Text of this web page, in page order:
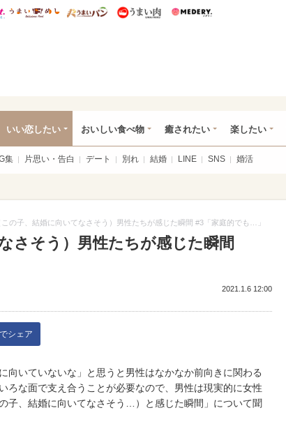
総研 ディズニー特集
mimot. うまいめし うまいパン うまい肉
いい恋したい おいしい食べ物 癒されたい 楽したい
集 片思い・告白 デート 別れ 結婚 LINE SNS 婚活
この子、結婚に向いてなさそう）男性たちが感じた瞬間 #3「家庭的でも…」
さそう）男性たちが感じた瞬間
2021.1.6 12:00
シェア
向いていないな」と思うと男性はなかなか前向きに関わる
ろな面で支え合うことが必要なので、男性は現実的に女性
子、結婚に向いてなさそう…）と感じた瞬間」について聞